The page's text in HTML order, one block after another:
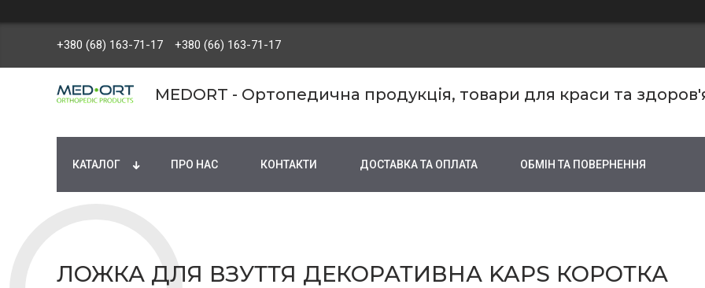
+380 (68) 163-71-17 +380 (66) 163-71-17
MEDORT - Ортопедична продукція, товари для краси та
КАТАЛОГ ПРО НАС КОНТАКТИ ДОСТАВКА ТА ОПЛАТА ОБМІН ТА ПОВЕРНЕННЯ
ЛОЖКА ДЛЯ ВЗУТТЯ ДЕКОРАТИВНА KAPS КОРОТКА